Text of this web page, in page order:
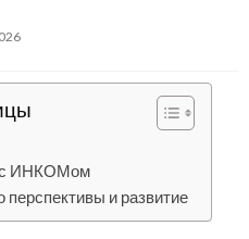
с ИНКОМом
и развитие